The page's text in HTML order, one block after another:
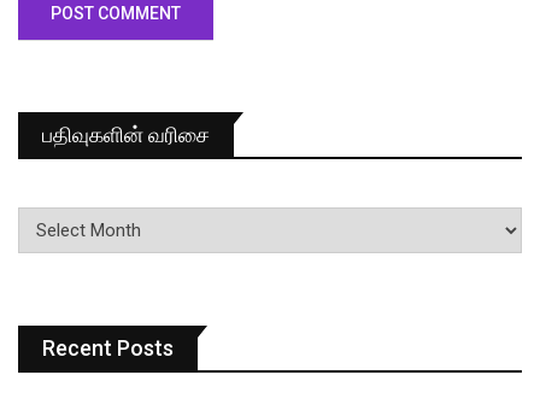
பதிவுகளின் வரிசை
பதிவுகளின்
வரிசை
Recent Posts